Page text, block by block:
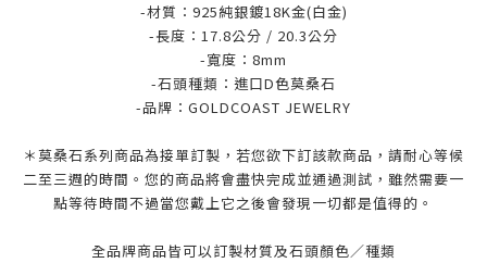
-材質：925純銀鍍18K金(白金)
-長度：17.8公分 / 20.3公分
-寬度：8mm
-石頭種類：進口D色莫桑石
-品牌： GOLDCOAST JEWELRY
＊莫桑石系列商品為接單訂製，若您欲下訂該款商品，請耐心等候
二至三週的時間。您的商品將會盡快完成並通過測試，雖然需要一
點等待時間不過當您戴上它之後會發現一切都是值得的。
全品牌商品皆可以訂製材質及石頭顏色／種類